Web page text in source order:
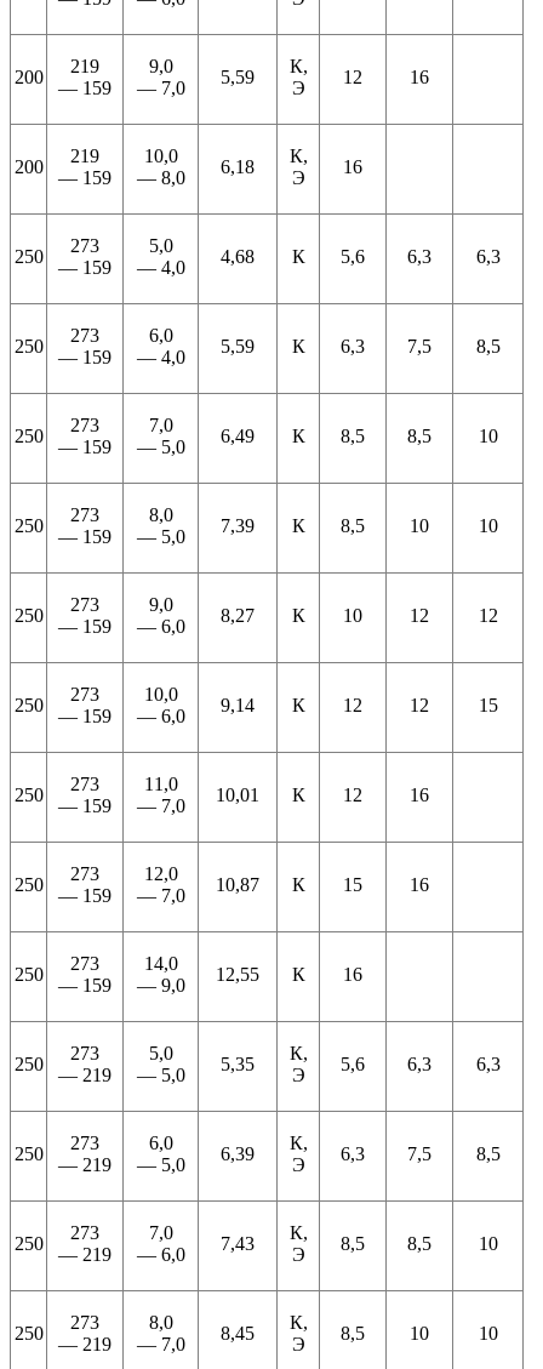
200
219
— 159
9,0
— 7,0
5,59
К,
Э
12 16
200
219
— 159
10,0
— 8,0
6,18
К,
Э
16
250
273
— 159
5,0
— 4,0
4,68 К 5,6 6,3 6,3
250
273
— 159
6,0
— 4,0
5,59 К 6,3 7,5 8,5
250
273
— 159
7,0
— 5,0
6,49 К 8,5 8,5 10
250
273
— 159
8,0
— 5,0
7,39 К 8,5 10 10
250
273
— 159
9,0
— 6,0
8,27 К 10 12 12
250
273
— 159
10,0
— 6,0
9,14 К 12 12 15
250
273
— 159
11,0
— 7,0
10,01 К 12 16
250
273
— 159
12,0
— 7,0
10,87 К 15 16
250
273
— 159
14,0
— 9,0
12,55 К 16
250
273
— 219
5,0
— 5,0
5,35
К,
Э
5,6 6,3 6,3
250
273
— 219
6,0
— 5,0
6,39
К,
Э
6,3 7,5 8,5
250
273
— 219
7,0
— 6,0
7,43
К,
Э
8,5 8,5 10
250
273
— 219
8,0
— 7,0
8,45
К,
Э
8,5 10 10